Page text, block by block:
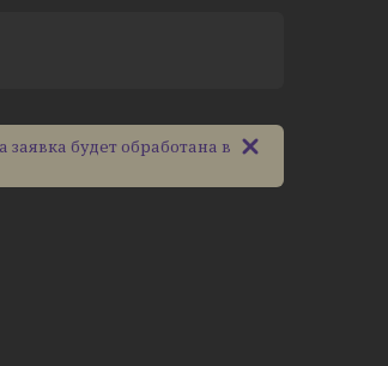
будет обработана в